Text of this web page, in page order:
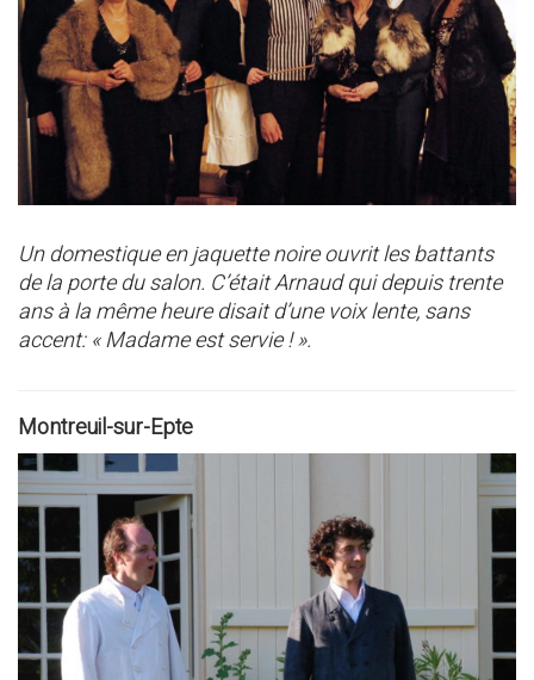
Un domestique en jaquette noire ouvrit les battants
de la porte du salon. C’était Arnaud qui depuis trente
ans à la même heure disait d’une voix lente, sans
accent: « Madame est servie ! ».
Montreuil-sur-Epte